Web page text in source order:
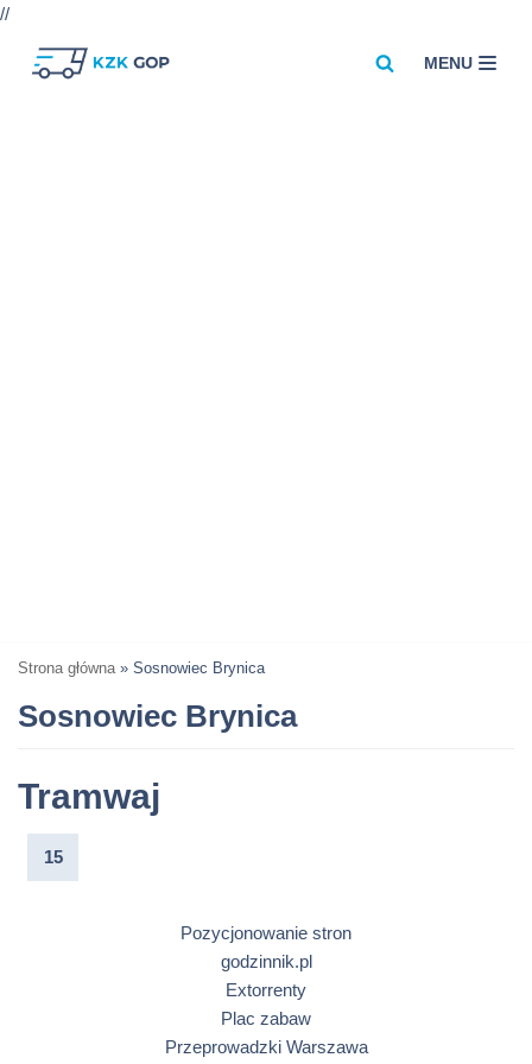
//
MENU
Strona główna » Sosnowiec Brynica
Sosnowiec Brynica
Tramwaj
15
Pozycjonowanie stron
godzinnik.pl
Extorrenty
Plac zabaw
Przeprowadzki Warszawa